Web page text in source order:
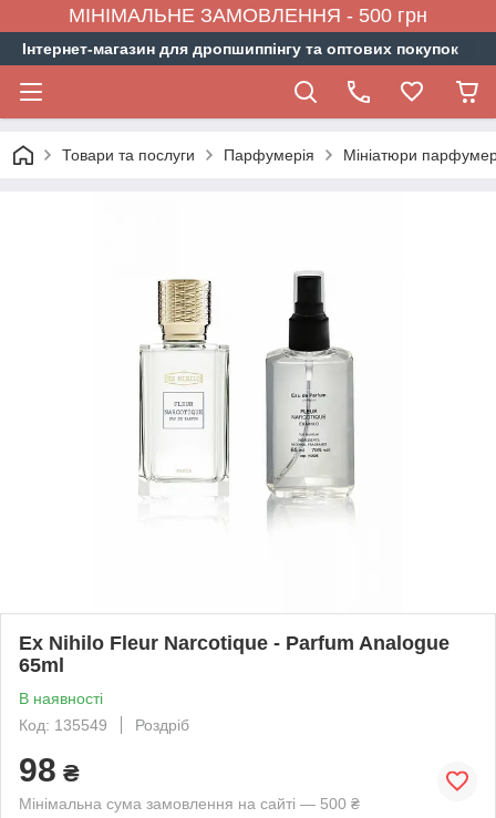
МІНІМАЛЬНЕ ЗАМОВЛЕННЯ - 500 грн
Інтернет-магазин для дропшиппінгу та оптових покупок
Товари та послуги Парфумерія Мініатюри
Ex Nihilo Fleur Narcotique - Parfum Analogue
65ml
В наявності
Код: 135549
Роздріб
98 ₴
Мінімальна сума замовлення на сайті — 500 ₴